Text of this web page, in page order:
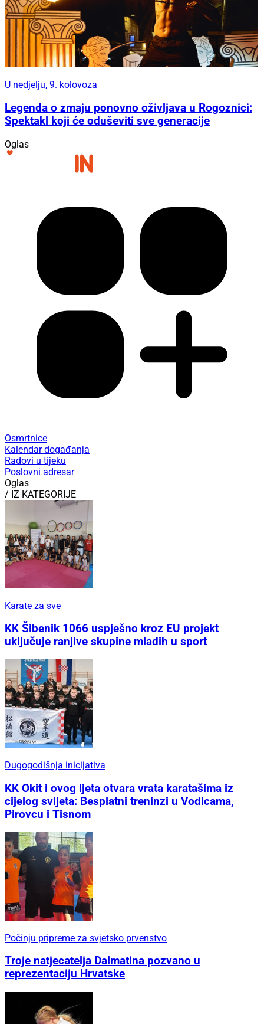
U nedjelju, 9. kolovoza
Legenda o zmaju ponovno oživljava u Rogoznici:
Spektakl koji će oduševiti sve generacije
Oglas
Osmrtnice
Kalendar događanja
Radovi u tijeku
Poslovni adresar
Oglas
/ IZ KATEGORIJE
Karate za sve
KK Šibenik 1066 uspješno kroz EU projekt
uključuje ranjive skupine mladih u sport
Dugogodišnja inicijativa
KK Okit i ovog ljeta otvara vrata karatašima iz
cijelog svijeta: Besplatni treninzi u Vodicama,
Pirovcu i Tisnom
Počinju pripreme za svjetsko prvenstvo
Troje natjecatelja Dalmatina pozvano u
reprezentaciju Hrvatske